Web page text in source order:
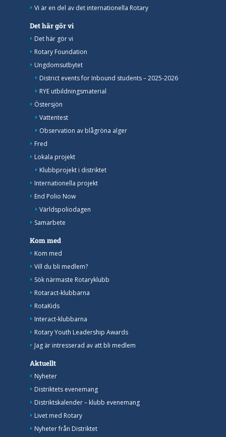
Vi är en del av det internationella Rotary
Det här gör vi
Det här gör vi
Rotary Foundation
Ungdomsutbytet
District events for Inbound students – 2025-2026
RYE utbildningsmaterial
Östersjön
Vattentest
Observation av blågröna alger
Fred
Lokala projekt
Klubbprojekt i distriktet
Internationella projekt
End Polio Now
Världspoliodagen
Samarbete
Kom med
Kom med
Vill du bli medlem?
Sök närmaste Rotaryklubb
Rotaract-klubbarna
RotaKids
Interact-klubbarna
Rotary Youth Leadership Awards
Jag är intresserad av att bli medlem
Aktuellt
Nyheter
Distriktets evenemang
Distriktskalender – klubb evenemang
Livet med Rotary
Nyheter från Distriktet